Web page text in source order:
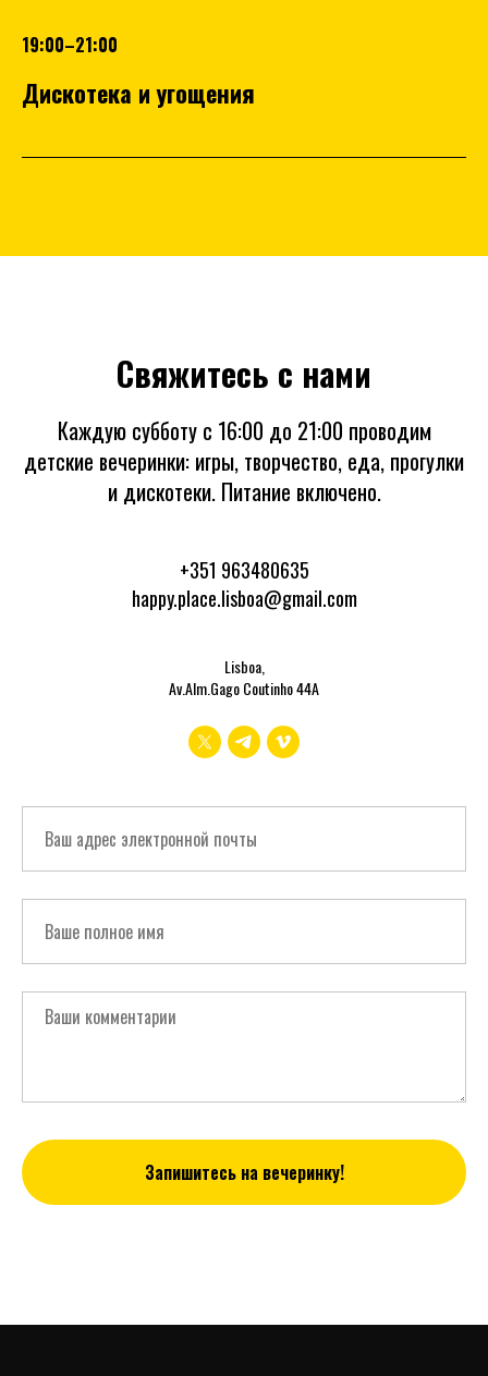
19:00–21:00
Дискотека и угощения
Свяжитесь с нами
Каждую субботу с 16:00 до 21:00 проводим
детские вечеринки: игры, творчество, еда, прогулки
и дискотеки. Питание включено.
+351 963480635
happy.place.lisboa@gmail.com
Lisboa,
Av.Alm.Gago Coutinho 44A
Запишитесь на вечеринку!